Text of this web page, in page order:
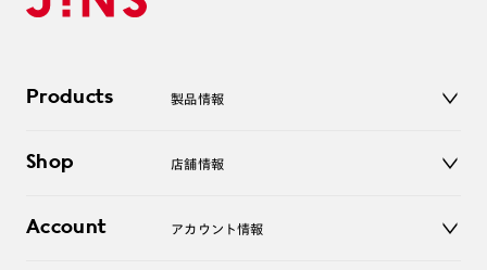
Products 製品情報
サングラス
コンタクトレンズ
Shop 店舗情報
オンラインショップ
Account アカウント情報